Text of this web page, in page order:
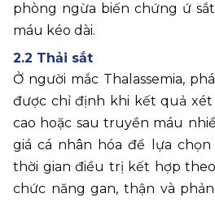
phòng ngừa biến chứng ứ
máu kéo dài.
2.2 Thải sắt
Ở người mắc Thalassemia,
được chỉ định khi kết quả
cao hoặc sau truyền máu
giá cá nhân hóa để lựa
thời gian điều trị kết hợp
chức năng gan, thận và